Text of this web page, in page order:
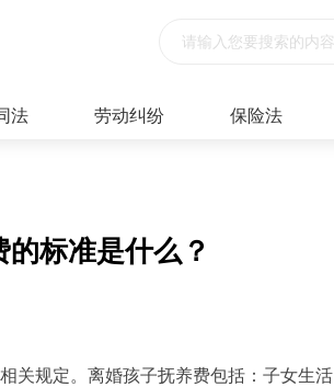
法 劳动纠纷 保险法
标准是什么？
关规定。离婚孩子抚养费包括：子女生活